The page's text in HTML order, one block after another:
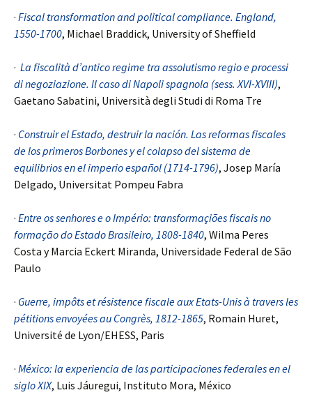
· Fiscal transformation and political compliance. England,
1550-1700, Michael Braddick, University of Sheffield
· La fiscalità d’antico regime tra assolutismo regio e processi
di negoziazione. Il caso di Napoli spagnola (sess. XVI-XVIII),
Gaetano Sabatini, Università degli Studi di Roma Tre
· Construir el Estado, destruir la nación. Las reformas fiscales
de los primeros Borbones y el colapso del sistema de
equilibrios en el imperio español (1714-1796), Josep María
Delgado, Universitat Pompeu Fabra
· Entre os senhores e o Império: transformaçiões fiscais no
formação do Estado Brasileiro, 1808-1840, Wilma Peres
Costa y Marcia Eckert Miranda, Universidade Federal de São
Paulo
· Guerre, impôts et résistence fiscale aux Etats-Unis à travers les
pétitions envoyées au Congrès, 1812-1865, Romain Huret,
Université de Lyon/EHESS, Paris
· México: la experiencia de las participaciones federales en el
siglo XIX, Luis Jáuregui, Instituto Mora, México